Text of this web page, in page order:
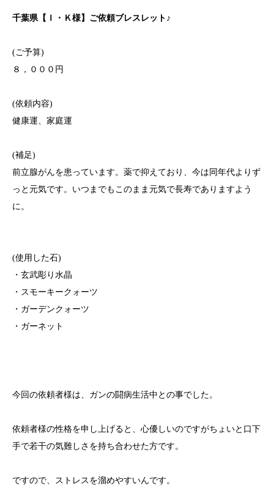
千葉県【Ｉ・Ｋ様】ご依頼ブレスレット♪
(ご予算)
８，０００円
(依頼内容)
健康運、家庭運
(補足)
前立腺がんを患っています。薬で抑えており、今は同年代よりず
っと元気です。いつまでもこのまま元気で長寿でありますよう
に。
(使用した石)
・玄武彫り水晶
・スモーキークォーツ
・ガーデンクォーツ
・ガーネット
今回の依頼者様は、ガンの闘病生活中との事でした。
依頼者様の性格を申し上げると、心優しいのですがちょいと口下
手で若干の気難しさを持ち合わせた方です。
ですので、ストレスを溜めやすいんです。